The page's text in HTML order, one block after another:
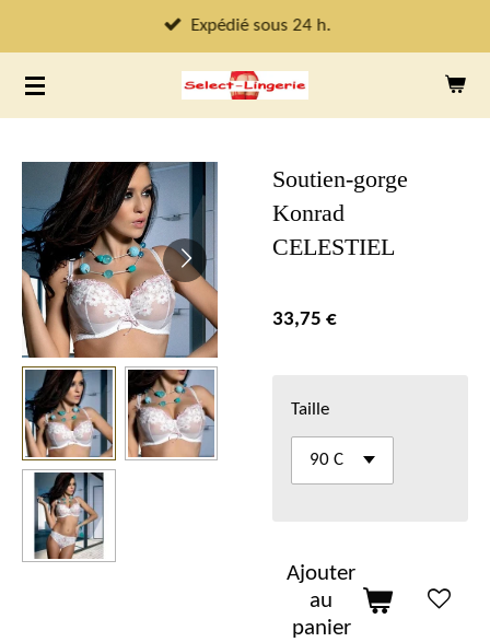
au
contenu
principal
Expédié sous 24 h.
Soutien-gorge
Konrad
CELESTIEL
33,75 €
Taille
Ajouter
au
panier